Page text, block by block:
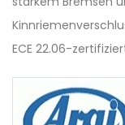
ECE 22.06-